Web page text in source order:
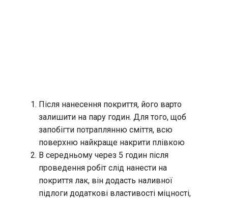
Після нанесення покриття, його варто
залишити на пару годин. Для того, щоб
запобігти потраплянню сміття, всю
поверхню найкраще накрити плівкою
В середньому через 5 годин після
проведення робіт слід нанести на
покриття лак, він додасть наливної
підлоги додаткові властивості міцності,